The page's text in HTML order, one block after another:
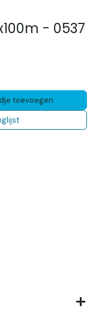
- 0537
toevoegen